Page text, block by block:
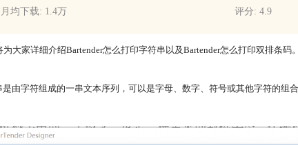
月均下载: 1.4万 评分: 4.9
大家详细介绍Bartender怎么打印字符串以及Bartender怎么打印双排条码
由字符组成的一串文本序列，可以是字母、数字、符号或其他字符的组